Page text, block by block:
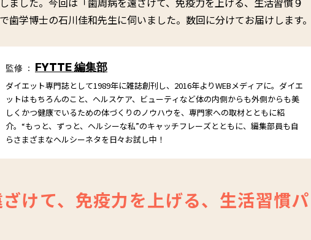
歯学博士の石川佳和先生に伺いました。数回に分けてお届けします。
監修 ： FYTTE 編集部
ダイエット専門誌として1989年に雑誌創刊し、2016年よりWEBメディアに。ダイエ
ットはもちろんのこと、ヘルスケア、ビューティなど体の内側からも外側からも美
しくかつ健康でいるための体づくりのノウハウを、専門家への取材とともに紹
介。“もっと、ずっと、ヘルシーな私”のキャッチフレーズとともに、編集部員も自
らさまざまなヘルシーネタを日々お試し中！
けて、免疫力を上げる、生活習慣パ